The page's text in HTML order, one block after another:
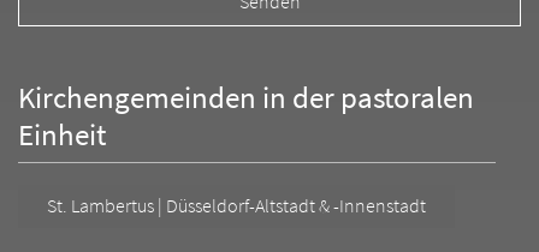
Kirchengemeinden in der pastoralen
Einheit
St. Lambertus | Düsseldorf-Altstadt & -Innenstadt